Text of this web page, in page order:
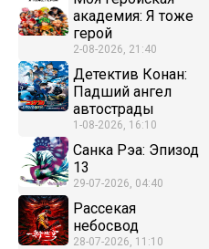
академия: Я тоже
герой
2-08-2026, 21:40
Детектив Конан:
Падший ангел
автострады
1-08-2026, 16:10
Санка Рэа: Эпизод
13
29-07-2026, 04:40
Рассекая
небосвод
28-07-2026, 11:10